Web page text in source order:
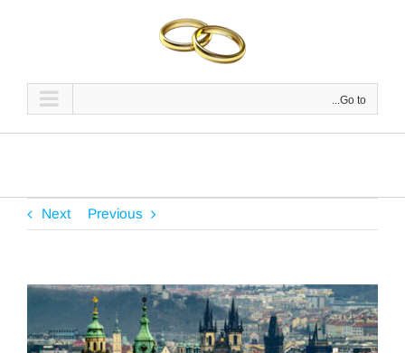
Go to...
Previous
Next
View
Larger
Image